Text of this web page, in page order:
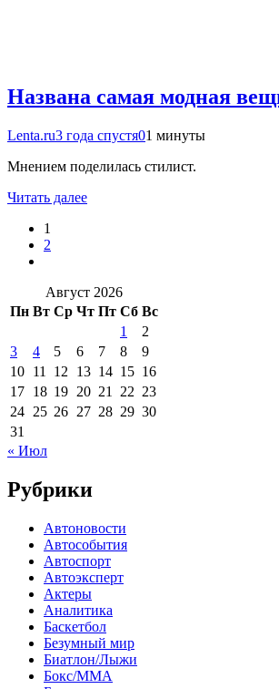
Названа самая модная
Lenta.ru3 года спустя01 минуты
Мнением поделилась стилист.
Читать далее
1
2
Август 2026
Пн Вт Ср Чт Пт Сб Вс
1
2
3
4 5 6 7 8
9
10 11 12 13 14 15 16
17 18 19 20 21 22 23
24 25 26 27 28 29 30
31
« Июл
Рубрики
Автоновости
Автособытия
Автоспорт
Автоэксперт
Актеры
Аналитика
Баскетбол
Безумный мир
Биатлон/Лыжи
Бокс/MMA